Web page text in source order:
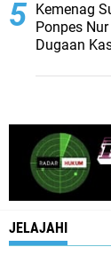
Kemenag
Ponpes
Dugaan
JELAJAHI